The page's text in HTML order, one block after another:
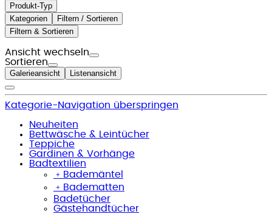
Produkt-Typ
Kategorien
Filtern / Sortieren
Filtern & Sortieren
Ansicht wechseln
Sortieren
Galerieansicht Listenansicht
Kategorie-Navigation überspringen
Neuheiten
Bettwäsche & Leintücher
Teppiche
Gardinen & Vorhänge
Badtextilien
﹢ Bademäntel
﹢ Badematten
Badetücher
Gästehandtücher